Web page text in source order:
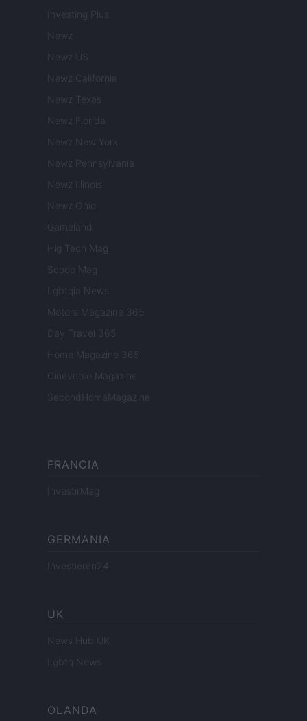
Investing Plus
Newz
Newz US
Newz California
Newz Texas
Newz Florida
Newz New York
Newz Pennsylvania
Newz Illinois
Newz Ohio
Gameland
Hig Tech Mag
Scoop Mag
Lgbtqia News
Motors Magazine 365
Day Travel 365
Home Magazine 365
Cineverse Magazine
SecondHomeMagazine
FRANCIA
InvestirMag
GERMANIA
Investieren24
UK
News Hub UK
Lgbtq News
OLANDA